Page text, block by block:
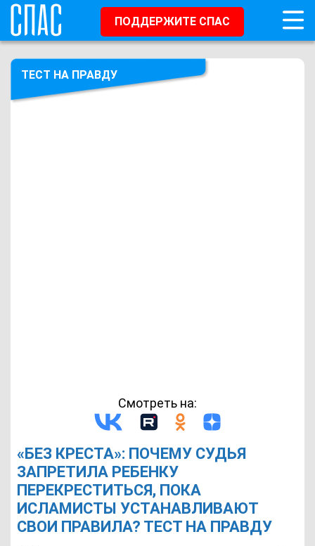
ПОДДЕРЖИТЕ СПАС
ТЕСТ НА ПРАВДУ
Смотреть на:
«БЕЗ КРЕСТА»: ПОЧЕМУ СУДЬЯ
ЗАПРЕТИЛА РЕБЕНКУ
ПЕРЕКРЕСТИТЬСЯ, ПОКА
ИСЛАМИСТЫ УСТАНАВЛИВАЮТ
СВОИ ПРАВИЛА? ТЕСТ НА ПРАВДУ